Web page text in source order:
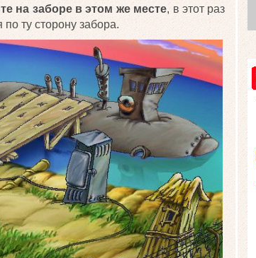
на заборе в этом же месте, в этот раз
ту сторону забора.